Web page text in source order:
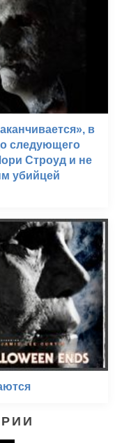
в
следующего
Строуд и не
убийцей